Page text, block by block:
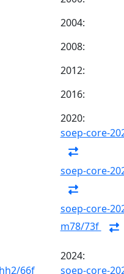
2004:
2008:
2012:
2016:
2020:
soep-core-
soep-core-
soep-core-
m78/73f
66f
2024:
soep-core-